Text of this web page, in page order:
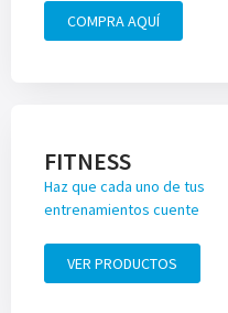
COMPRA AQUÍ
FITNESS
Haz que cada uno de tus
entrenamientos cuente
VER PRODUCTOS